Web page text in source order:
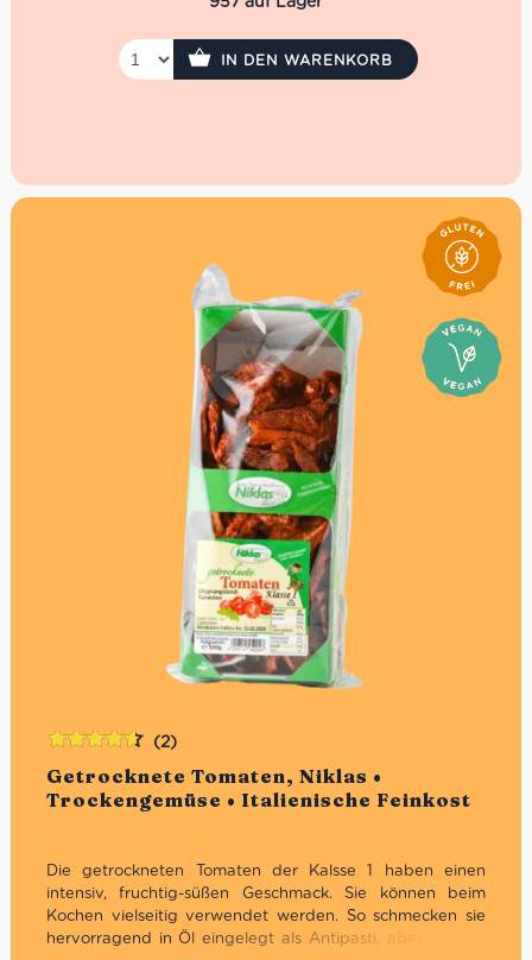
Store möglich). Lass es Dir schmecken!
Kurz & Knapp:
Ciabatta mit Salame Soppressa, Asiago DOP &
zubereitet werden kann
Charlottenburg, da wo die Kaffee-Maschine steht
Rechnung mit Bestellnummer bei der Abholung
Beachte: Der Verzehr in unserer Trattoria ist nicht
gestattet (nur zum Mitnehmen)
IN DEN WARENKORB
Getrocknete Tomaten, Niklas •
Trockengemüse • Italienische Feinkost
(2)
Die getrockneten Tomaten der Kalsse 1 haben einen
intensiv, fruchtig-süßen Geschmack. Sie können beim
Kochen vielseitig verwendet werden. So schmecken sie
hervorragend in Öl eingelegt als Antipasti, aber auch in
mit4.50
von 5